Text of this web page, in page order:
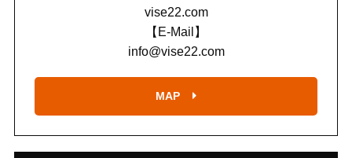
vise22.com
【E-Mail】
info@vise22.com
MAP